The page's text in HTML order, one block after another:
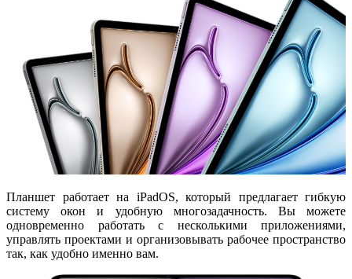
Планшет работает на iPadOS, который предлагает гибкую
систему окон и удобную многозадачность. Вы можете
одновременно работать с несколькими приложениями,
управлять проектами и организовывать рабочее пространство
так, как удобно именно вам.